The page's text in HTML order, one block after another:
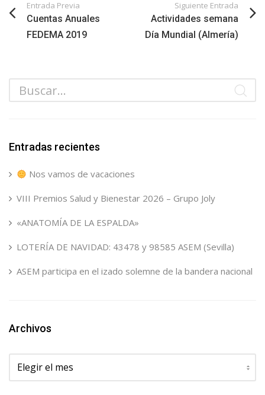
Entrada Previa
Cuentas Anuales
FEDEMA 2019
Siguiente Entrada
Actividades semana
Día Mundial (Almería)
Entradas recientes
Nos vamos de vacaciones
VIII Premios Salud y Bienestar 2026 – Grupo Joly
«ANATOMÍA DE LA ESPALDA»
LOTERÍA DE NAVIDAD: 43478 y 98585 ASEM (Sevilla)
ASEM participa en el izado solemne de la bandera nacional
Archivos
Archivos